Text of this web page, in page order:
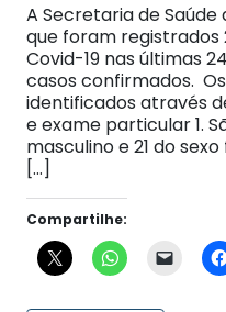
A Secretaria de
que foram registrados
Covid-19 nas últimas
casos confirmados.
identificados através
e exame particular 1.
masculino e 21 do
[…]
Compartilhe: